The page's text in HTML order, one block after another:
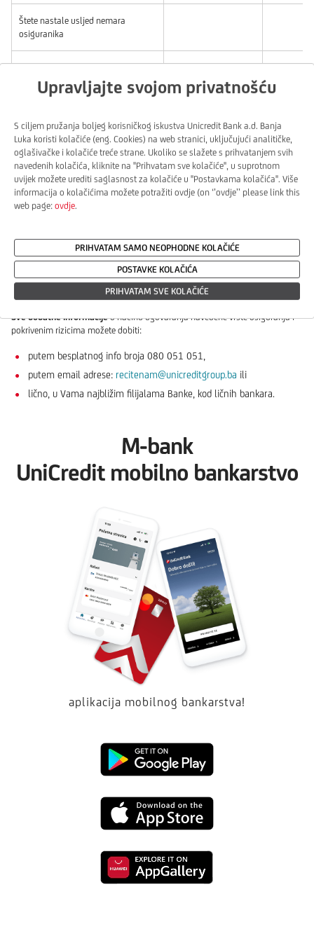
Štete nastale usljed nemara
osiguranika
ŠTA SVE MOŽETE OSIGURATI?
UGOVARANJE OSIGURANJA
PREDNOSTI
Sve dodatne informacijeo načinu ugovaranja navedene vrste osiguranja i
pokrivenim rizicima možete dobiti:
putem besplatnog info broja 080 051 051,
putem email adrese: recitenam@unicreditgroup.ba ili
lično, u Vama najbližim filijalama Banke, kod ličnih bankara.
M-bank
UniCredit mobilno bankarstvo
aplikacija mobilnog bankarstva!
Google
Play
App
Store
Huawei
Upravljajte svojom privatnošću
S ciljem pružanja boljeg korisničkog iskustva Unicredit Bank a.d. Banja
Luka koristi kolačiće (eng. Cookies) na web stranici, uključujući analitičke,
oglašivačke i kolačiće treće strane. Ukoliko se slažete s prihvatanjem svih
navedenih kolačića, kliknite na ''Prihvatam sve kolačiće'', u suprotnom
uvijek možete urediti saglasnost za kolačiće u ''Postavkama kolačića''. Više
informacija o kolačićima možete potražiti ovdje (on ‘’ovdje’’ please link this
web page: ovdje.
PRIHVATAM SAMO NEOPHODNE KOLAČIĆE
POSTAVKE KOLAČIĆA
PRIHVATAM SVE KOLAČIĆE